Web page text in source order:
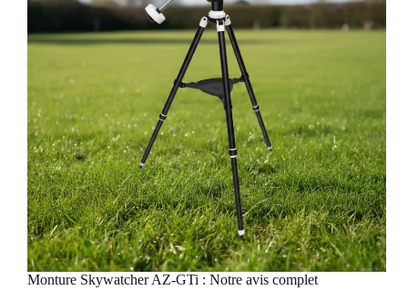
Monture Skywatcher AZ-GTi : Notre avis complet